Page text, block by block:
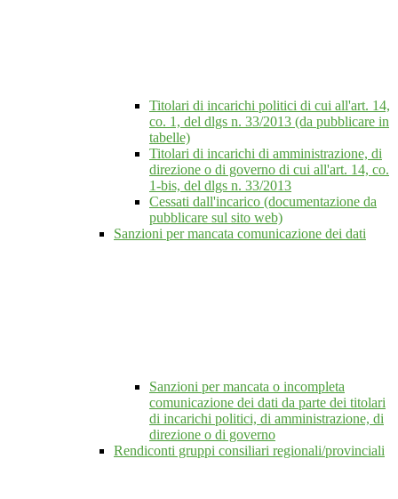
Titolari di incarichi politici di cui all'art. 14,
co. 1, del dlgs n. 33/2013 (da pubblicare in
tabelle)
Titolari di incarichi di amministrazione, di
direzione o di governo di cui all'art. 14, co.
1-bis, del dlgs n. 33/2013
Cessati dall'incarico (documentazione da
pubblicare sul sito web)
Sanzioni per mancata comunicazione dei dati
Sanzioni per mancata o incompleta
comunicazione dei dati da parte dei titolari
di incarichi politici, di amministrazione, di
direzione o di governo
Rendiconti gruppi consiliari regionali/provinciali